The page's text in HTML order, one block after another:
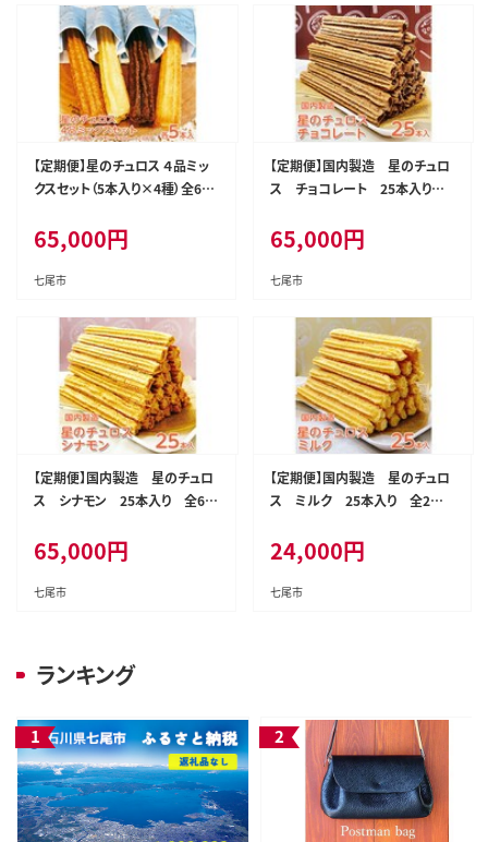
【定期便】星のチュロス ４品ミッ
クスセット（5本入り×4種）全6回
65,000円
七尾市
【定期便】国内製造 星のチュロ
ス チョコレート 25本入り
65,000円
七尾市
【定期便】国内製造 星のチュロ
ス シナモン 25本入り 全6回
65,000円
七尾市
【定期便】国内製造 星のチュロ
ス ミルク 25本入り 全2回
24,000円
七尾市
ランキング